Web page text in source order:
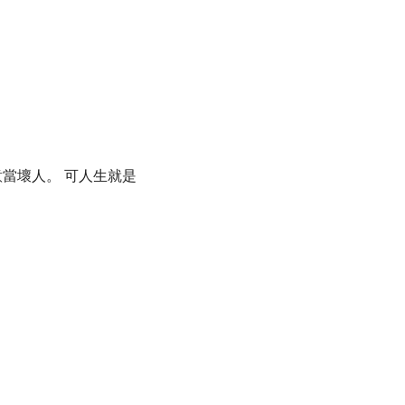
壞人。 可人生就是